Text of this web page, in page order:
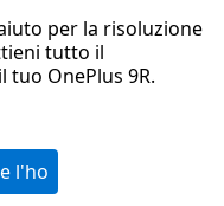
per la risoluzione
tutto il
tuo OnePlus 9R.
l'ho